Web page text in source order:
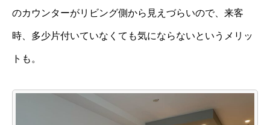
のカウンターがリビング側から見えづらいので、来客
時、多少片付いていなくても気にならないというメリッ
トも。